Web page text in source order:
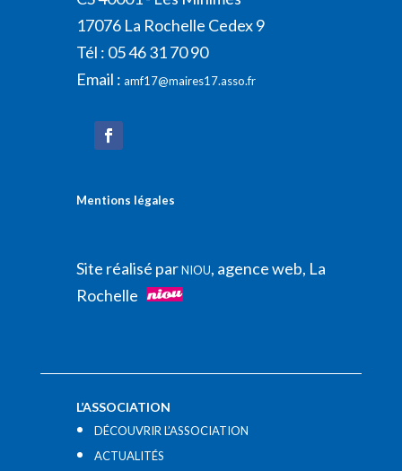
17076 La Rochelle Cedex 9
Tél : 05 46 31 70 90
Email : amf17@maires17.asso.fr
Mentions légales
Site réalisé parNIOU, agence web, La
Rochelle
L’ASSOCIATION
DÉCOUVRIR L’ASSOCIATION
ACTUALITÉS